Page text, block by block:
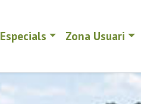
Especials Zona Usuari